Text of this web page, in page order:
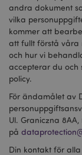
andra dokument
vilka
kommer att
att fullt förstå våra
och hur vi
accepterar du och
policy.
För ändamålet av
Ul. Graniczna
på
Din kontakt för